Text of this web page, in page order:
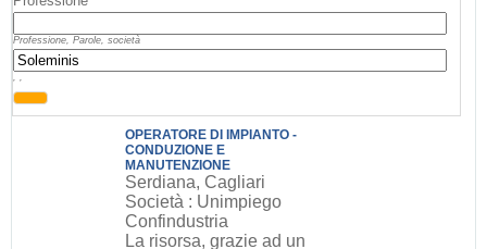
Professione, Parole, società
, ,
OPERATORE DI IMPIANTO -
CONDUZIONE E
MANUTENZIONE
Serdiana, Cagliari
Società : Unimpiego
Confindustria
La risorsa, grazie ad un